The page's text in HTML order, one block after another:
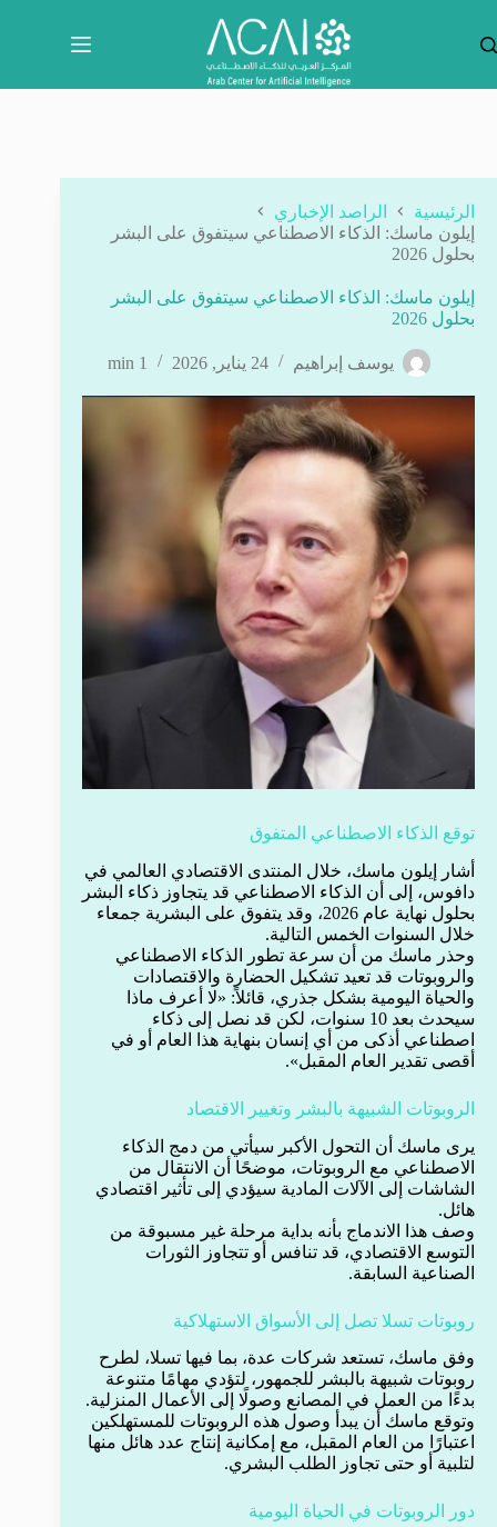
المحتوى
الرئيسية
الراصد الإخباري
إيلون ماسك: الذكاء الاصطناعي سيتفوق على البشر
بحلول 2026
إيلون ماسك: الذكاء الاصطناعي سيتفوق على البشر
بحلول 2026
يوسف إبراهيم 24 يناير, 2026 1 min
توقع الذكاء الاصطناعي المتفوق
أشار إيلون ماسك، خلال المنتدى الاقتصادي العالمي في
دافوس، إلى أن الذكاء الاصطناعي قد يتجاوز ذكاء البشر
بحلول نهاية عام 2026، وقد يتفوق على البشرية جمعاء
خلال السنوات الخمس التالية.
وحذر ماسك من أن سرعة تطور الذكاء الاصطناعي
والروبوتات قد تعيد تشكيل الحضارة والاقتصادات
والحياة اليومية بشكل جذري، قائلاً: «لا أعرف ماذا
سيحدث بعد 10 سنوات، لكن قد نصل إلى ذكاء
اصطناعي أذكى من أي إنسان بنهاية هذا العام أو في
أقصى تقدير العام المقبل».
الروبوتات الشبيهة بالبشر وتغيير الاقتصاد
يرى ماسك أن التحول الأكبر سيأتي من دمج الذكاء
الاصطناعي مع الروبوتات، موضحًا أن الانتقال من
الشاشات إلى الآلات المادية سيؤدي إلى تأثير اقتصادي
هائل.
وصف هذا الاندماج بأنه بداية مرحلة غير مسبوقة من
التوسع الاقتصادي، قد تنافس أو تتجاوز الثورات
الصناعية السابقة.
روبوتات تسلا تصل إلى الأسواق الاستهلاكية
وفق ماسك، تستعد شركات عدة، بما فيها تسلا، لطرح
روبوتات شبيهة بالبشر للجمهور، لتؤدي مهامًا متنوعة
بدءًا من العمل في المصانع وصولًا إلى الأعمال المنزلية.
وتوقع ماسك أن يبدأ وصول هذه الروبوتات للمستهلكين
اعتبارًا من العام المقبل، مع إمكانية إنتاج عدد هائل منها
لتلبية أو حتى تجاوز الطلب البشري.
دور الروبوتات في الحياة اليومية